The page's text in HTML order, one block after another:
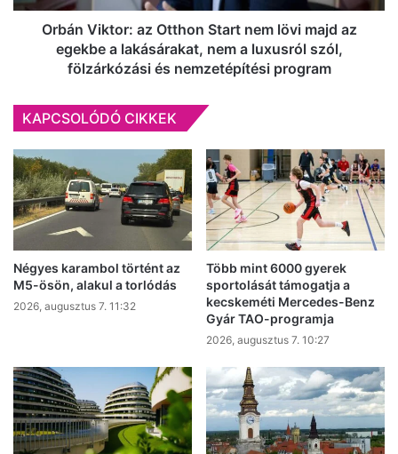
az
egekbe
lakásárakat,
a
luxusról
fölzárkózási
és
nemzetépítési
program
Orbán Viktor: az Otthon Start nem lövi majd az
egekbe a lakásárakat, nem a luxusról szól,
fölzárkózási és nemzetépítési program
KAPCSOLÓDÓ CIKKEK
Négyes karambol történt az
M5-ösön, alakul a torlódás
2026, augusztus 7. 11:32
Több mint 6000 gyerek
sportolását támogatja a
kecskeméti Mercedes-Benz
Gyár TAO-programja
2026, augusztus 7. 10:27